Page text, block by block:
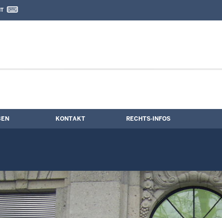
Kontaktformular
KONTAKT RECHTS-INFOS